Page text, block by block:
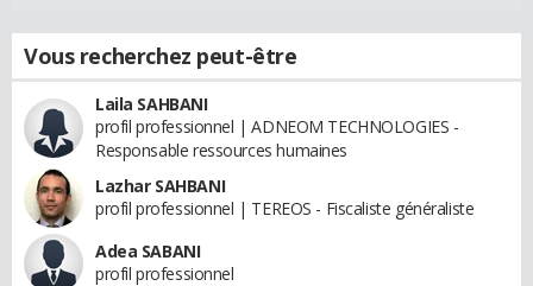
Vous recherchez peut-être
Laila SAHBANI
profil professionnel | ADNEOM TECHNOLOGIES -
Responsable ressources humaines
Lazhar SAHBANI
profil professionnel | TEREOS - Fiscaliste généraliste
Adea SABANI
profil professionnel